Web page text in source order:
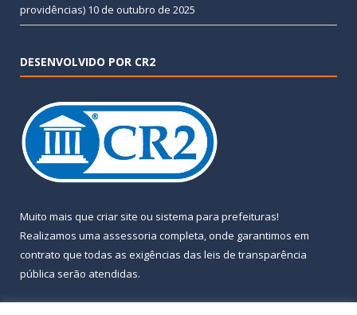
providências) 10 de outubro de 2025
DESENVOLVIDO POR CR2
Muito mais que criar site ou sistema para prefeituras!
Realizamos uma assessoria completa, onde garantimos em
contrato que todas as exigências das leis de transparência
pública serão atendidas.